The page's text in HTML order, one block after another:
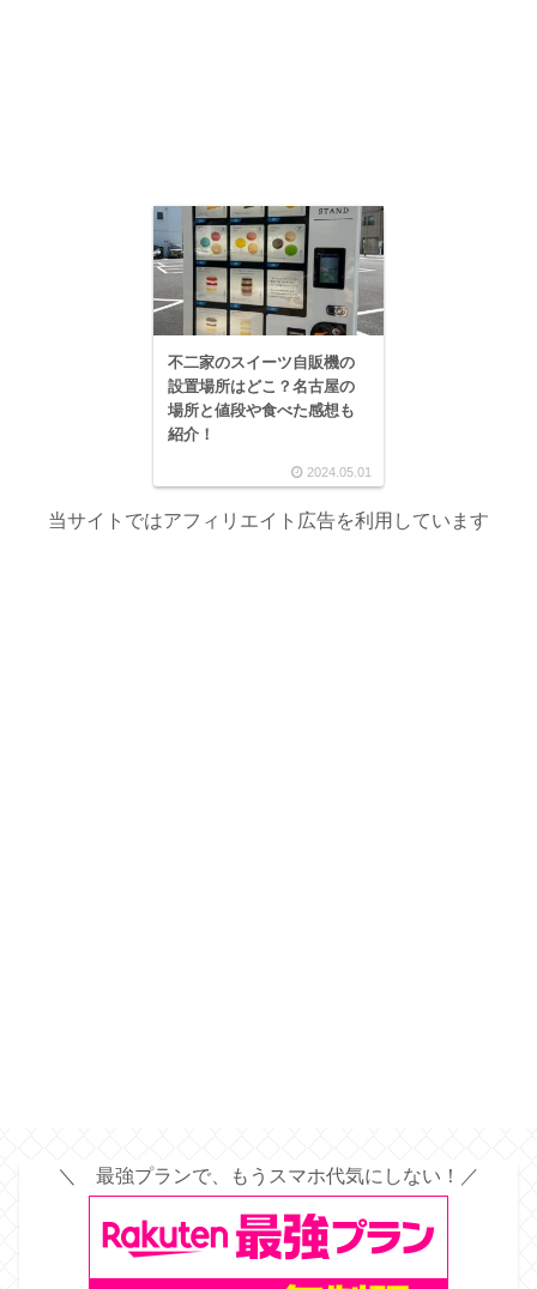
不二家のスイーツ自販機の
設置場所はどこ？名古屋の
場所と値段や食べた感想も
紹介！
2024.05.01
当サイトではアフィリエイト広告を利用しています
＼ 最強プランで、もうスマホ代気にしない！／